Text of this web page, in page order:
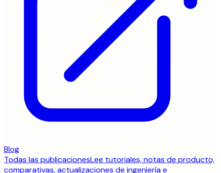
Blog
Todas las publicacionesLee tutoriales, notas de producto,
comparativas, actualizaciones de ingeniería e